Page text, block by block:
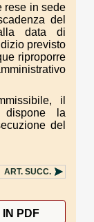
rese in sede
del
data di
previsto
riproporre
il
dispone la
del
ART. SUCC.
PDF